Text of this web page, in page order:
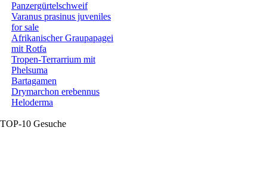
Panzergürtelschweif
Varanus prasinus juveniles
for sale
Afrikanischer Graupapagei
mit Rotfa
Tropen-Terrarrium mit
Phelsuma
Bartagamen
Drymarchon erebennus
Heloderma
TOP-10 Gesuche